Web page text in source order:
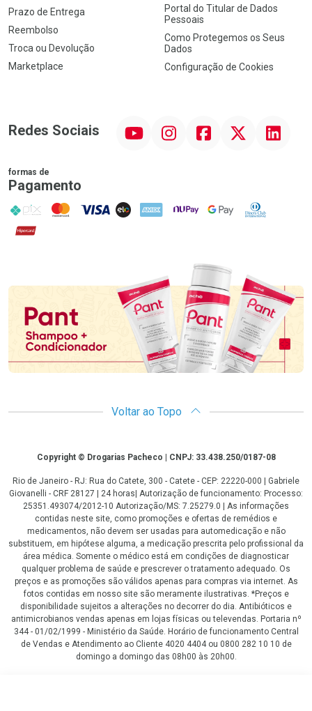
Prazo de Entrega
Reembolso
Troca ou Devolução
Marketplace
Portal do Titular de Dados
Pessoais
Como Protegemos os Seus
Dados
Configuração de Cookies
Redes Sociais InstagramFacebook Linkedin
formas de
Pagamento
PIX MasterCard
VISA ELO AMEX NuPay Google PayDiners Club
Hipercard
Promoção em Destaque
Voltar ao Topo
CopyrightCopyright © Drogarias Pacheco | CNPJ: 33.438.250/0187-08
Rio de Janeiro - RJ: Rua do Catete, 300 - Catete - CEP: 22220-000 | Gabriele
Giovanelli - CRF 28127 | 24 horas| Autorização de funcionamento: Processo:
25351.493074/2012-10 Autorização/MS: 7.25279.0 | As informações
contidas neste site, como promoções e ofertas de remédios e
medicamentos, não devem ser usadas para automedicação e não
substituem, em hipótese alguma, a medicação prescrita pelo profissional da
área médica. Somente o médico está em condições de diagnosticar
qualquer problema de saúde e prescrever o tratamento adequado. Os
preços e as promoções são válidos apenas para compras via internet. As
fotos contidas em nosso site são meramente ilustrativas. *Preços e
disponibilidade sujeitos a alterações no decorrer do dia. Antibióticos e
antimicrobianos vendas apenas em lojas físicas ou televendas. Portaria nº
344 - 01/02/1999 - Ministério da Saúde. Horário de funcionamento Central
de Vendas e Atendimento ao Cliente 4020 4404 ou 0800 282 10 10 de
domingo a domingo das 08h00 às 20h00.